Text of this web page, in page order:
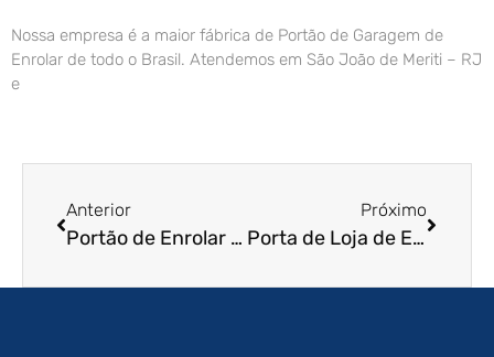
Nossa empresa é a maior fábrica de Portão de Garagem de
Enrolar de todo o Brasil. Atendemos em São João de Meriti – RJ
e
Anterior
Portão de Enrolar Automático em Cajamar – SP
Próximo
Porta de Loja de Enrolar em São Sebastião – SP